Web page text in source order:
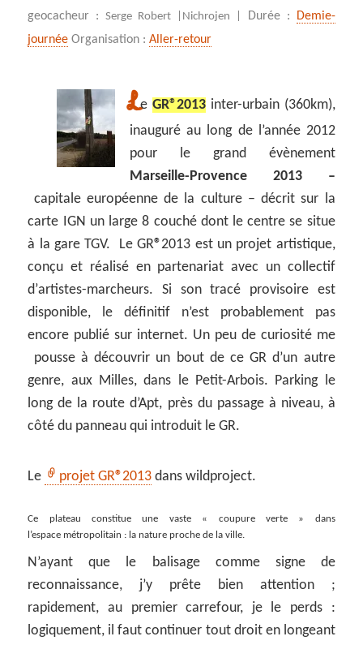
geocacheur :Serge Robert | Nichrojen | Durée :
Demie-
journée Organisation :Aller-retour
LeGR®2013 inter-urbain (360km),
inauguré au long de l’année 2012
pour le grand évènement
Marseille-Provence 2013 –
capitale européenne de la culture – décrit sur la
carte IGN un large 8 couché dont le centre se situe
à la gare TGV. Le GR®2013 est un projet artistique,
conçu et réalisé en partenariat avec un collectif
dʼartistes-marcheurs. Si son tracé provisoire est
disponible, le définitif n’est probablement pas
encore publié sur internet. Un peu de curiosité me
pousse à découvrir un bout de ce GR d’un autre
genre, aux Milles, dans le Petit-Arbois. Parking le
long de la route d’Apt, près du passage à niveau, à
côté du panneau qui introduit le GR.
Le projet GR®2013 dans wildproject.
Ce plateau constitue une vaste « coupure verte » dans
l’espace métropolitain : la nature proche de la ville.
N’ayant que le balisage comme signe de
reconnaissance, j’y prête bien attention ;
rapidement, au premier carrefour, je le perds :
logiquement, il faut continuer tout droit en longeant